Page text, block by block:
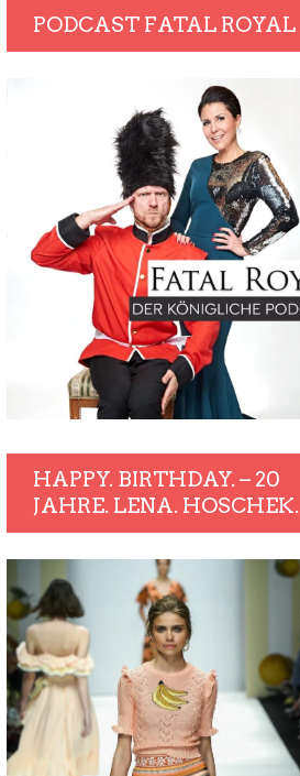
PODCAST FATAL ROYAL
HAPPY. BIRTHDAY. – 20
JAHRE. LENA. HOSCHEK.